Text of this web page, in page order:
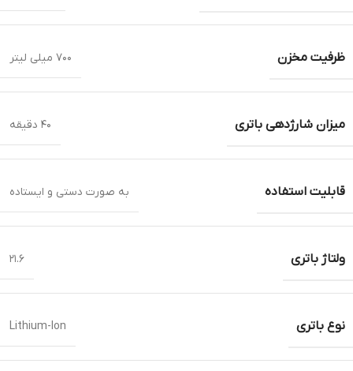
ظرفیت مخزن ۷۰۰ میلی لیتر
میزان شارژدهی باتری ۴۰ دقیقه
قابلیت استفاده به صورت دستی و ایستاده
ولتاژ باتری ۲۱.۶
نوع باتری Lithium-Ion